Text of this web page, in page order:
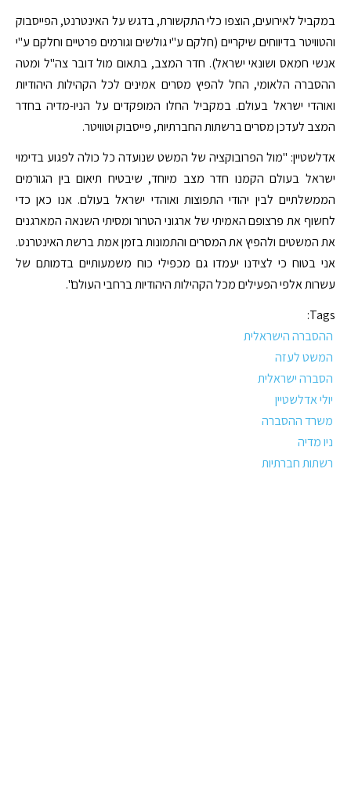
במקביל לאירועים, הוצפו כלי התקשורת, בדגש על האינטרנט, הפייסבוק
והטוויטר בדיווחים שיקריים (חלקם ע"י גולשים וגורמים פרטיים וחלקם ע"י
אנשי חמאס ושונאי ישראל). חדר המצב, בתאום מול דובר צה"ל ומטה
ההסברה הלאומי, החל להפיץ מסרים אמינים לכל הקהילות היהודיות
ואוהדי ישראל בעולם. במקביל החלו המופקדים על הניו-מדיה בחדר
המצב לעדכן מסרים ברשתות החברתיות, פייסבוק וטוויטר.
אדלשטיין: "מול הפרובוקציה של המשט שנועדה כל כולה לפגוע בדימוי
ישראל בעולם הקמנו חדר מצב מיוחד, שיבטיח תיאום בין הגורמים
הממשלתיים לבין יהודי התפוצות ואוהדי ישראל בעולם. אנו כאן כדי
לחשוף את פרצופם האמיתי של ארגוני הטרור ומסיתי השנאה המארגנים
את המשטים ולהפיץ את המסרים והתמונות בזמן אמת ברשת האינטרנט.
אני בטוח כי לצידנו יעמדו גם מכפילי כוח משמעותיים בדמותם של
עשרות אלפי הפעילים מכל הקהילות היהודיות ברחבי העולם".
Tags:
ההסברה הישראלית
המשט לעזה
הסברה ישראלית
יולי אדלשטיין
משרד ההסברה
ניו מדיה
רשתות חברתיות